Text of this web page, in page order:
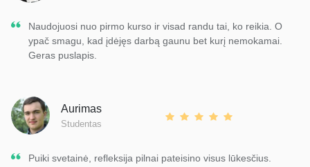
Naudojuosi nuo pirmo kurso ir visad randu tai, ko reikia. O
ypač smagu, kad įdėjęs darbą gaunu bet kurį nemokamai.
Geras puslapis.
Aurimas
Studentas
Puiki svetainė, refleksija pilnai pateisino visus lūkesčius.